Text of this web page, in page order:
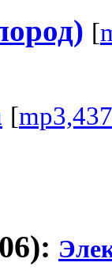
[
[